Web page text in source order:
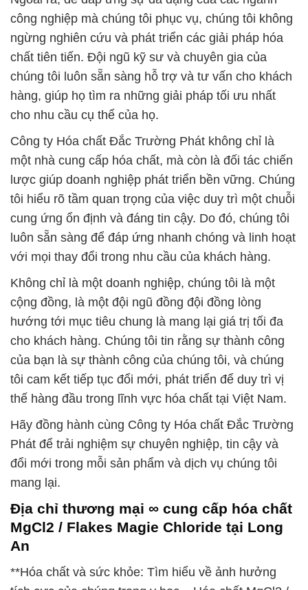
công nghiệp mà chúng tôi phục vụ, chúng tôi không
ngừng nghiên cứu và phát triển các giải pháp hóa
chất tiên tiến. Đội ngũ kỹ sư và chuyên gia của
chúng tôi luôn sẵn sàng hỗ trợ và tư vấn cho khách
hàng, giúp họ tìm ra những giải pháp tối ưu nhất
cho nhu cầu cụ thể của họ.
Công ty Hóa chất Đắc Trường Phát không chỉ là
một nhà cung cấp hóa chất, mà còn là đối tác chiến
lược giúp doanh nghiệp phát triển bền vững. Chúng
tôi hiểu rõ tầm quan trọng của việc duy trì một chuỗi
cung ứng ổn định và đáng tin cậy. Do đó, chúng tôi
luôn sẵn sàng để đáp ứng nhanh chóng và linh hoạt
với mọi thay đổi trong nhu cầu của khách hàng.
Không chỉ là một doanh nghiệp, chúng tôi là một
cộng đồng, là một đội ngũ đồng đội đồng lòng
hướng tới mục tiêu chung là mang lại giá trị tối đa
cho khách hàng. Chúng tôi tin rằng sự thành công
của bạn là sự thành công của chúng tôi, và chúng
tôi cam kết tiếp tục đổi mới, phát triển để duy trì vị
thế hàng đầu trong lĩnh vực hóa chất tại Việt Nam.
Hãy đồng hành cùng Công ty Hóa chất Đắc Trường
Phát để trải nghiệm sự chuyên nghiệp, tin cậy và
đổi mới trong mỗi sản phẩm và dịch vụ chúng tôi
mang lại.
Địa chỉ thương mại ∞ cung cấp hóa chất
MgCl2 / Flakes Magie Chloride tại Long
An
**Hóa chất và sức khỏe: Tìm hiểu về ảnh hưởng